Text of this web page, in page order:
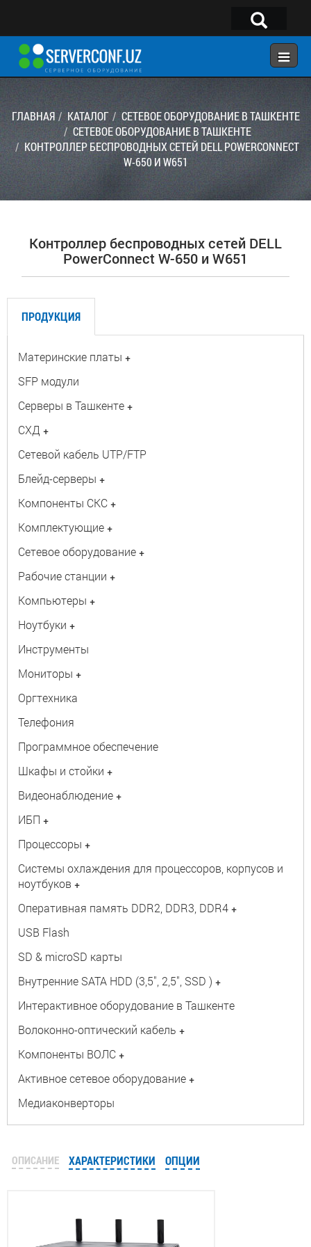
×
ГЛАВНАЯ
КОНФИГУРАТОР
КАТАЛОГ
УСЛУГИ
КОНТАКТЫ
Telegram:@serverconf_uz
Тел: (90) 932-18-00
ГЛАВНАЯ КАТАЛОГ
СЕТЕВОЕ ОБОРУДОВАНИЕ В ТАШКЕНТЕ
СЕТЕВОЕ ОБОРУДОВАНИЕ В ТАШКЕНТЕ
КОНТРОЛЛЕР БЕСПРОВОДНЫХ СЕТЕЙ DELL POWERCONNECT
W-650 И W651
Контроллер беспроводных сетей DELL
PowerConnect W-650 и W651
ПРОДУКЦИЯ
Материнские платы +
SFP модули
Серверы в Ташкенте +
СХД +
Сетевой кабель UTP/FTP
Блейд-серверы +
Компоненты СКС +
Комплектующие +
Сетевое оборудование +
Рабочие станции +
Компьютеры +
Ноутбуки +
Инструменты
Мониторы +
Оргтехника
Телефония
Программное обеспечение
Шкафы и стойки +
Видеонаблюдение +
ИБП +
Процессоры +
Системы охлаждения для процессоров, корпусов и
ноутбуков +
Оперативная память DDR2, DDR3, DDR4 +
USB Flash
SD & microSD карты
Внутренние SATA HDD (3,5", 2,5", SSD ) +
Интерактивное оборудование в Ташкенте
Волоконно-оптический кабель +
Компоненты ВОЛС +
Активное сетевое оборудование +
Медиаконверторы
ОПИСАНИЕ ХАРАКТЕРИСТИКИ ОПЦИИ